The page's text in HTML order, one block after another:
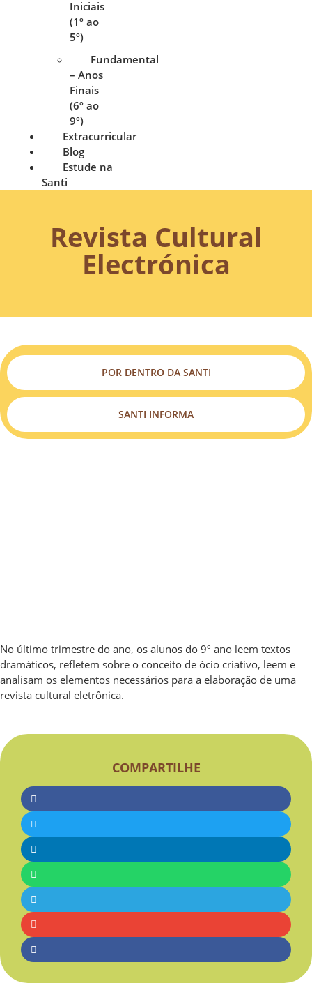
Iniciais
(1º ao
5º)
Fundamental
– Anos
Finais
(6º ao
9º)
Extracurricular
Blog
Estude na
Santi
Revista Cultural
Electrónica
POR DENTRO DA SANTI
SANTI INFORMA
No último trimestre do ano, os alunos do 9º ano leem textos
dramáticos, refletem sobre o conceito de ócio criativo, leem e
analisam os elementos necessários para a elaboração de uma
revista cultural eletrônica.
COMPARTILHE